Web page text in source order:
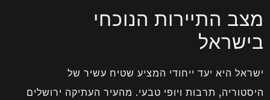
מצב התיירות הנוכחי
בישראל
ישראל היא יעד ייחודי המציע שטיח עשיר של
היסטוריה, תרבות ויופי טבעי. מהעיר העתיקה ירושלים